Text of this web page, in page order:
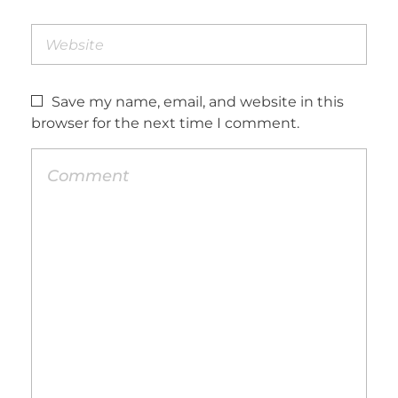
Save my name, email, and website in this
browser for the next time I comment.